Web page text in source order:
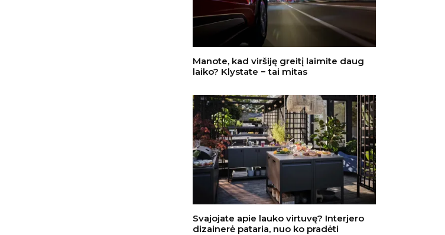
Manote, kad viršiję greitį laimite daug
laiko? Klystate − tai mitas
Svajojate apie lauko virtuvę? Interjero
dizainerė pataria, nuo ko pradėti